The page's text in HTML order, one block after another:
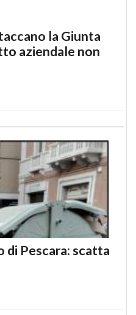
la Giunta
aziendale non
di Pescara: scatta